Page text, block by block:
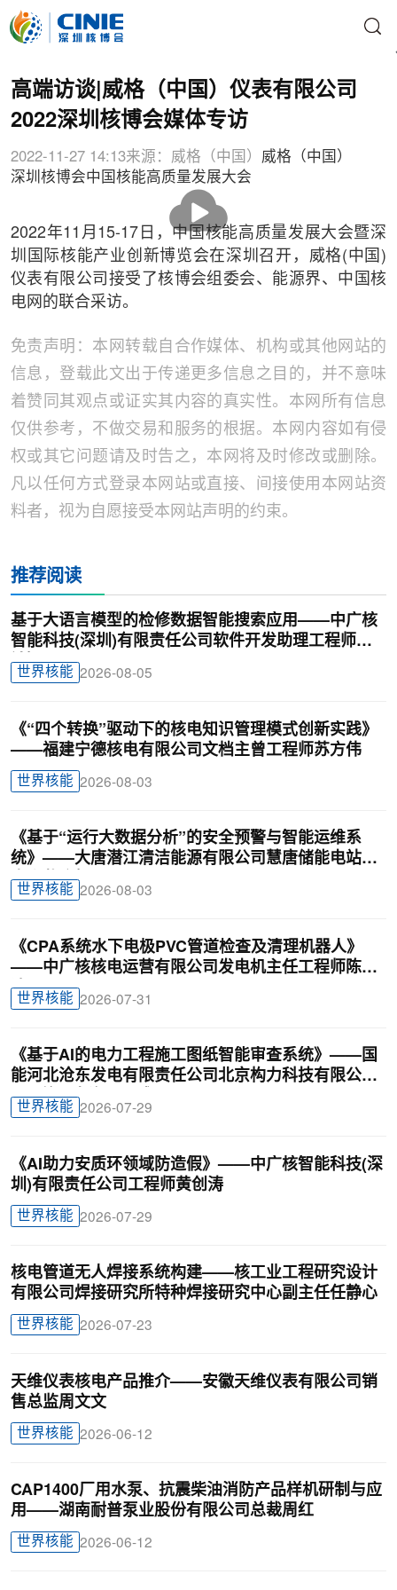
高端访谈|威格（中国）仪表有限公司
2022深圳核博会媒体专访
2022-11-27 14:13来源：威格（中国） 威格（中国）
深圳核博会中国核能高质量发展大会
放
2022年11月15-17日，中国核能高质量发展大会暨深
圳国际核能产业创新博览会在深圳召开，威格(中国)
仪表有限公司接受了核博会组委会、能源界、中国核
电网的联合采访。
免责声明：本网转载自合作媒体、机构或其他网站的
信息，登载此文出于传递更多信息之目的，并不意味
着赞同其观点或证实其内容的真实性。本网所有信息
仅供参考，不做交易和服务的根据。本网内容如有侵
权或其它问题请及时告之，本网将及时修改或删除。
凡以任何方式登录本网站或直接、间接使用本网站资
料者，视为自愿接受本网站声明的约束。
推荐阅读
基于大语言模型的检修数据智能搜索应用——中广核
智能科技(深圳)有限责任公司软件开发助理工程师廖
锦颖
世界核能 2026-08-05
《“四个转换”驱动下的核电知识管理模式创新实践》
——福建宁德核电有限公司文档主曾工程师苏方伟
世界核能 2026-08-03
《基于“运行大数据分析”的安全预警与智能运维系
统》——大唐潜江清洁能源有限公司慧唐储能电站负
责人戴迎根
世界核能 2026-08-03
《CPA系统水下电极PVC管道检查及清理机器人》
——中广核核电运营有限公司发电机主任工程师陈俊
达
世界核能 2026-07-31
《基于AI的电力工程施工图纸智能审查系统》——国
能河北沧东发电有限责任公司北京构力科技有限公司
BIM曾理咨询罗晟威
世界核能 2026-07-29
《AI助力安质环领域防造假》——中广核智能科技(深
圳)有限责任公司工程师黄创涛
世界核能 2026-07-29
核电管道无人焊接系统构建——核工业工程研究设计
有限公司焊接研究所特种焊接研究中心副主任任静心
世界核能 2026-07-23
天维仪表核电产品推介——安徽天维仪表有限公司销
售总监周文文
世界核能 2026-06-12
CAP1400厂用水泵、抗震柴油消防产品样机研制与应
用——湖南耐普泵业股份有限公司总裁周红
世界核能 2026-06-12